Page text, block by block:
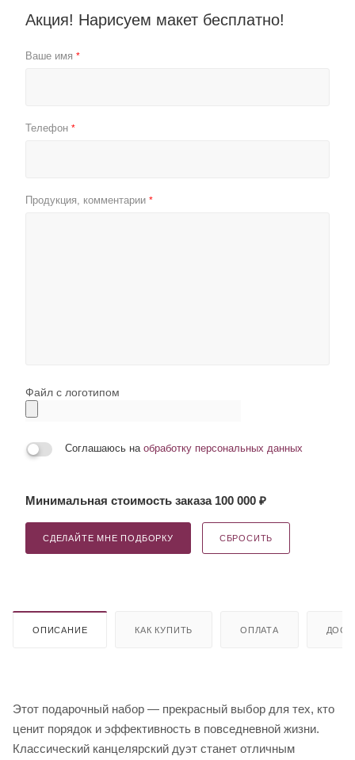
Акция! Нарисуем макет бесплатно!
Ваше имя *
Телефон *
Продукция, комментарии *
Файл с логотипом
Соглашаюсь на обработку персональных данных
Минимальная стоимость заказа 100 000 ₽
СДЕЛАЙТЕ МНЕ ПОДБОРКУ СБРОСИТЬ
ОПИСАНИЕ КАК КУПИТЬ ОПЛАТА
Этот подарочный набор — прекрасный выбор для тех, кто
ценит порядок и эффективность в повседневной жизни.
Классический канцелярский дуэт станет отличным